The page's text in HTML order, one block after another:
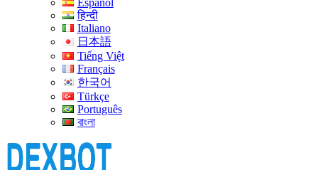
Español
हिन्दी
Italiano
日本語
Tiếng Việt
Français
한국어
Türkçe
Português
বাংলা